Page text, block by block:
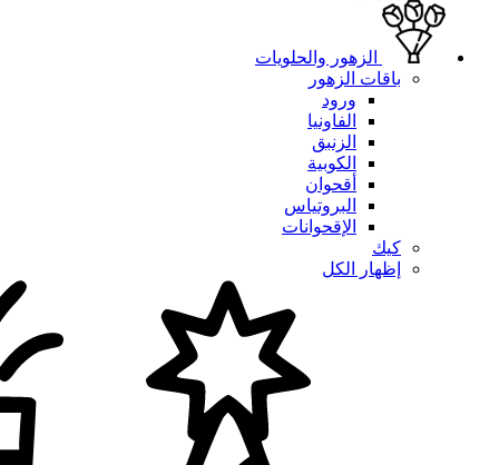
الزهور والحلويات
باقات الزهور
ورود
الفاونيا
الزنبق
الكوبية
أقحوان
البروتياس
الإقحوانات
كيك
إظهار الكل